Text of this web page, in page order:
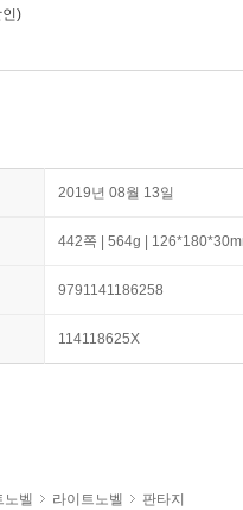
)
2019년 08월 13일
442쪽 | 564g |
9791141186258
114118625X
노벨 라이트노벨
판타지